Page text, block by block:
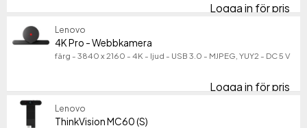
USB
1920 x 1080
3840 x 2160
Logga in för pris
Lenovo
4K Pro - Webbkamera
färg - 3840 x 2160 - 4K - ljud - USB 3.0 - MJPEG, YUY2 - DC 5 V
Logga in för pris
Lenovo
ThinkVision MC60 (S)